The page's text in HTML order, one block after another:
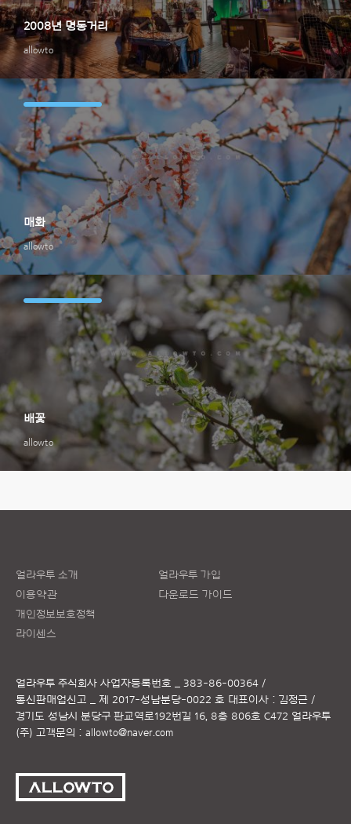
allowto
2008년 명동거리
allowto
매화
allowto
배꽃
얼라우투 소개
이용약관
개인정보보호정책
라이센스
얼라우투 가입
다운로드 가이드
얼라우투 주식회사 사업자등록번호 _ 383-86-00364 /
통신판매업신고 _ 제 2017-성남분당-0022 호 대표이사 : 김정근 /
경기도 성남시 분당구 판교역로192번길 16, 8층 806호 C472 얼라우투
(주) 고객문의 : allowto@naver.com